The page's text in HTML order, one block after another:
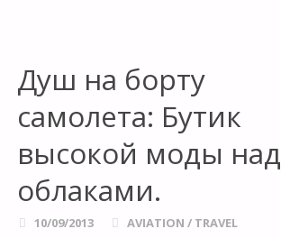
Душ на борту
самолета: Бутик
высокой моды над
облаками.
10/09/2013 AVIATION / TRAVEL